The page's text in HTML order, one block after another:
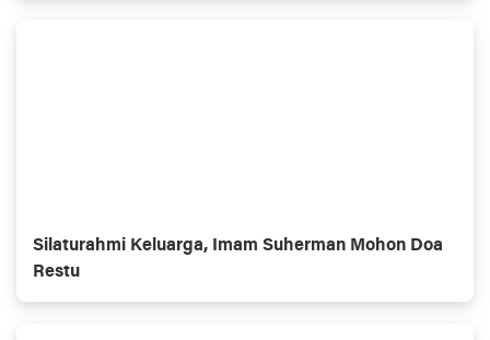
Silaturahmi Keluarga, Imam Suherman Mohon Doa
Restu